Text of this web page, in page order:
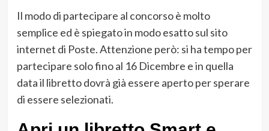
Il modo di partecipare al concorso è molto
semplice ed è spiegato in modo esatto sul sito
internet di Poste. Attenzione però: si ha tempo per
partecipare solo fino al 16 Dicembre e in quella
data il libretto dovrà già essere aperto per sperare
di essere selezionati.